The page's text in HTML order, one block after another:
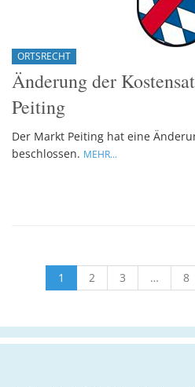
ORTSRECHT
Änderung der
Peiting
Der Markt Peiting hat eine
beschlossen. MEHR...
1 2 3 … 8